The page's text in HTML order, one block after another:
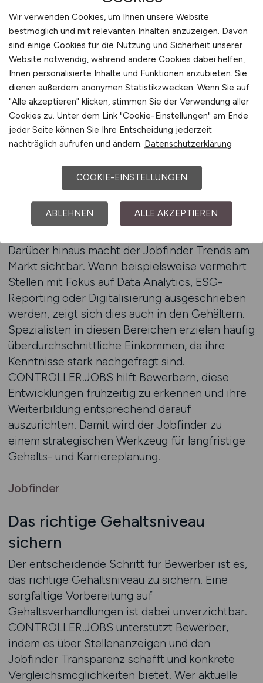
Ein entscheidender Vorteil des Jobfinders liegt
in seiner GEO-Optimierung. Wer Controller
Jobs in Frankfurt sucht, erkennt schnell, dass
die Gehälter dort höher liegen als in vielen
anderen Regionen – allerdings bei gleichzeitig
höheren Lebenshaltungskosten. Bewerber in
Hamburg oder Berlin wiederum finden eine
Vielzahl von Ausschreibungen, die oft mit
Der Jobfinder zeigt diese Unterschiede klar auf
und ermöglicht es, die eigene Karriereplanung
gezielt an die individuellen Prioritäten
anzupassen.
Darüber hinaus macht der Jobfinder Trends am
Markt sichtbar. Wenn beispielsweise vermehrt
Stellen mit Fokus auf Data Analytics, ESG-
Reporting oder Digitalisierung ausgeschrieben
werden, zeigt sich dies auch in den Gehältern.
Spezialisten in diesen Bereichen erzielen häufig
überdurchschnittliche Einkommen, da ihre
Kenntnisse stark nachgefragt sind.
CONTROLLER.JOBS hilft Bewerbern, diese
Entwicklungen frühzeitig zu erkennen und ihre
Weiterbildung entsprechend darauf
auszurichten. Damit wird der Jobfinder zu
einem strategischen Werkzeug für langfristige
Gehalts- und Karriereplanung.
Jobfinder
Das richtige Gehaltsniveau
sichern
Der entscheidende Schritt für Bewerber ist es,
das richtige Gehaltsniveau zu sichern. Eine
sorgfältige Vorbereitung auf
Gehaltsverhandlungen ist dabei unverzichtbar.
CONTROLLER.JOBS unterstützt Bewerber,
indem es über Stellenanzeigen und den
Jobfinder Transparenz schafft und konkrete
Vergleichsmöglichkeiten bietet. Wer aktuelle
Wir verwenden Cookies, um Ihnen unsere Website
bestmöglich und mit relevanten Inhalten anzuzeigen. Davon
sind einige Cookies für die Nutzung und Sicherheit unserer
Website notwendig, während andere Cookies dabei helfen,
Ihnen personalisierte Inhalte und Funktionen anzubieten. Sie
dienen außerdem anonymen Statistikzwecken. Wenn Sie auf
"Alle akzeptieren" klicken, stimmen Sie der Verwendung aller
Cookies zu. Unter dem Link "Cookie-Einstellungen" am Ende
jeder Seite können Sie Ihre Entscheidung jederzeit
nachträglich aufrufen und ändern. Datenschutzerklärung
COOKIE-EINSTELLUNGEN
ABLEHNEN ALLE AKZEPTIEREN